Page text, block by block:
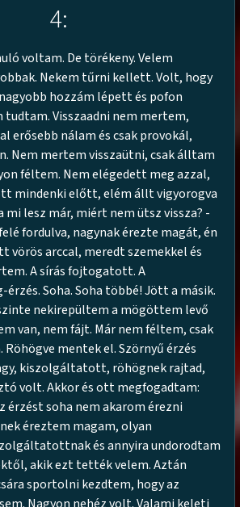
4:
voltam. De törékeny. Velem
Nekem tűrni kellett. Volt, hogy
hozzám lépett és pofon
Visszaadni nem mertem,
erősebb nálam és csak provokál,
Nem mertem visszaütni, csak álltam
féltem. Nem elégedett meg azzal,
mindenki előtt, elém állt vigyorogva
mi lesz már, miért nem ütsz vissza? -
fordulva, nagynak érezte magát, én
vörös arccal, meredt szemekkel és
A sírás fojtogatott. A
Soha. Soha többé! Jött a másik.
nekirepültem a mögöttem levő
van, nem fájt. Már nem féltem, csak
mentek el. Szörnyű érzés
kiszolgáltatott, röhögnek rajtad,
volt. Akkor és ott megfogadtam:
érzést soha nem akarom érezni
éreztem magam, olyan
és annyira undorodtam
akik ezt tették velem. Aztán
sportolni kezdtem, hogy az